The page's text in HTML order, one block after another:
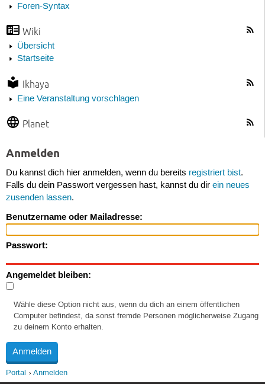
Foren-Syntax
Wiki
Übersicht
Startseite
Ikhaya
Eine Veranstaltung vorschlagen
Planet
Anmelden
Du kannst dich hier anmelden, wenn du bereits registriert bist.
Falls du dein Passwort vergessen hast, kannst du dir ein neues
zusenden lassen.
Benutzername oder Mailadresse:
Passwort:
Angemeldet bleiben:
Wähle diese Option nicht aus, wenn du dich an einem öffentlichen
Computer befindest, da sonst fremde Personen möglicherweise Zugang
zu deinem Konto erhalten.
Portal Anmelden